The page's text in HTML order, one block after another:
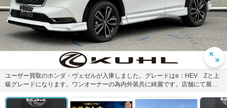
ユーザー買取のホンダ・ヴェゼルが入庫しました。グレードはe：HEV Zと上
級グレードになります。ワンオーナーの為内外装共に綺麗です。店舗にて展示